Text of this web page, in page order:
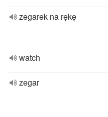
zegarek na rękę
watch
zegar